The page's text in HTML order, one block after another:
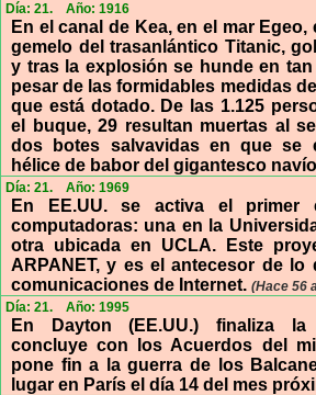
Día: 21.
Año: 1916
En el canal de Kea, en el mar
gemelo del trasanlántico Titanic,
y tras la explosión se hunde en
pesar de las formidables medidas
que está dotado. De las 1.125
el buque, 29 resultan muertas al
dos botes salvavidas en que se
hélice de babor del gigantesco
Día: 21.
Año: 1969
En EE.UU. se activa el primer
computadoras: una en la
otra ubicada en UCLA. Este
ARPANET, y es el antecesor de lo
comunicaciones de Internet. (Hace 56
Día: 21.
Año: 1995
En Dayton (EE.UU.) finaliza la
concluye con los Acuerdos del
pone fin a la guerra de los
lugar en París el día 14 del mes